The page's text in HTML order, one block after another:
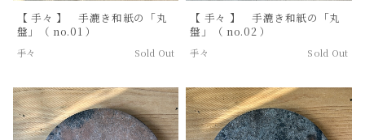
【 手々 】 手漉き和紙の「丸
盤」（ no.01 ）
手々 Sold Out
【 手々 】 手漉き和紙の「丸
盤」（ no.02 ）
手々 Sold Out